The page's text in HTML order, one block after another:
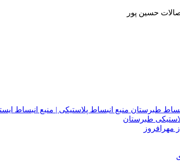
حسین پور
طبرستان منبع انبساط پلاستیکی | منبع انبساط ایستاده
طبرستان
مهرافروز